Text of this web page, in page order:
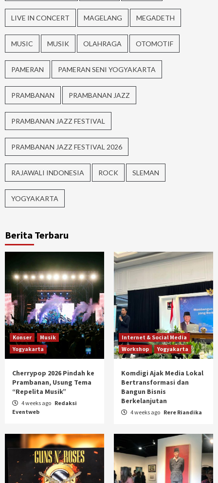
LIVE IN CONCERT MAGELANG MEGADETH
MUSIC MUSIK OLAHRAGA OTOMOTIF
PAMERAN PAMERAN SENI YOGYAKARTA
PRAMBANAN PRAMBANAN JAZZ
PRAMBANAN JAZZ FESTIVAL
PRAMBANAN JAZZ FESTIVAL 2026
RAJAWALI INDONESIA ROCK SLEMAN
YOGYAKARTA
Berita Terbaru
Konser
Musik
Yogyakarta
Cherrypop 2026 Pindah ke
Prambanan, Usung Tema
“Repelita Musik”
4 weeks ago Redaksi
Eventweb
Internet & Social Media
Workshop
Yogyakarta
Komdigi Ajak Media Lokal
Bertransformasi dan
Bangun Bisnis
Berkelanjutan
4 weeks ago Rere Riandika